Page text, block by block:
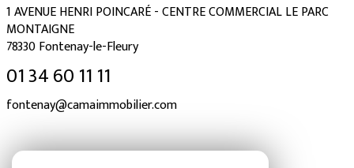
1 AVENUE HENRI POINCARÉ - CENTRE COMMERCIAL LE PARC
MONTAIGNE
78330Fontenay-le-Fleury
01 34 60 11 11
fontenay@camaimmobilier.com